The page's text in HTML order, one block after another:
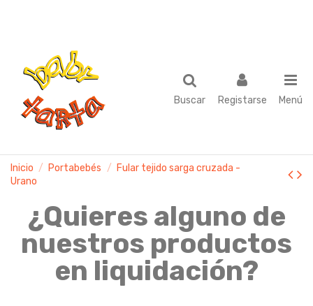
Buscar Registarse Menú
Inicio Portabebés
Fular tejido sarga cruzada -
Urano
¿Quieres alguno de
nuestros productos
en liquidación?